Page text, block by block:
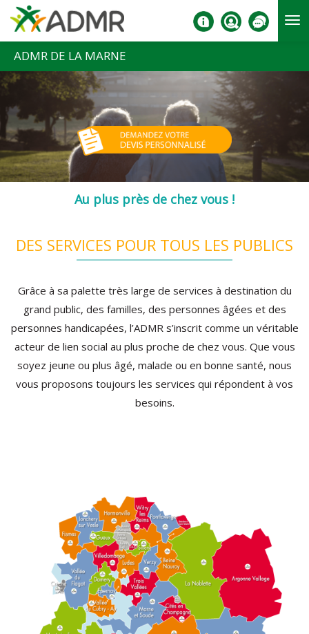
Aller au contenu principal
ADMR DE LA MARNE
Au plus près de chez vous !
DES SERVICES POUR TOUS LES PUBLICS
Grâce à sa palette très large de services à destination du
grand public, des familles, des personnes âgées et des
personnes handicapées, l’ADMR s’inscrit comme un véritable
acteur de lien social au plus proche de chez vous. Que vous
soyez jeune ou plus âgé, malade ou en bonne santé, nous
vous proposons toujours les services qui répondent à vos
besoins.